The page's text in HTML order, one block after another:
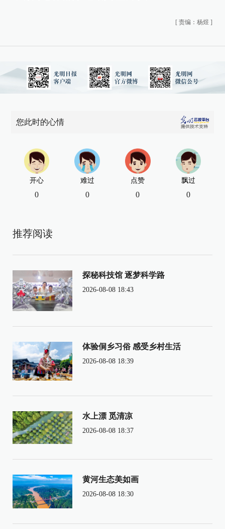
[ 责编：杨煜 ]
您此时的心情
开心
0
难过
0
点赞
0
飘过
0
推荐阅读
探秘科技馆 逐梦科学路
2026-08-08 18:43
体验侗乡习俗 感受乡村生活
2026-08-08 18:39
水上漂 觅清凉
2026-08-08 18:37
黄河生态美如画
2026-08-08 18:30